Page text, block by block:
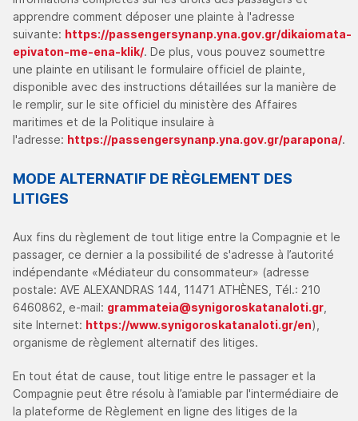
apprendre comment déposer une plainte à l'adresse
suivante: https://passengersynanp.yna.gov.gr/dikaiomata-
epivaton-me-ena-klik/. De plus, vous pouvez soumettre
une plainte en utilisant le formulaire officiel de plainte,
disponible avec des instructions détaillées sur la manière de
le remplir, sur le site officiel du ministère des Affaires
maritimes et de la Politique insulaire à
l'adresse: https://passengersynanp.yna.gov.gr/parapona/.
MODE ALTERNATIF DE RÈGLEMENT DES
LITIGES
Aux fins du règlement de tout litige entre la Compagnie et le
passager, ce dernier a la possibilité de s'adresse à l’autorité
indépendante «Médiateur du consommateur» (adresse
postale: AVE ALEXANDRAS 144, 11471 ATHÈNES, Tél.: 210
6460862, e-mail: grammateia@synigoroskatanaloti.gr
site Internet: https://www.synigoroskatanaloti.gr/en),
organisme de règlement alternatif des litiges.
En tout état de cause, tout litige entre le passager et la
Compagnie peut être résolu à l’amiable par l'intermédiaire de
la plateforme de Règlement en ligne des litiges de la